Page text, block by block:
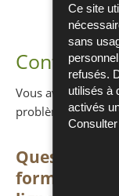
Ce site
sans
refusés.
utilisés à
activés
Contacter
Vous avez des
problème lors de
Questions
formulaire